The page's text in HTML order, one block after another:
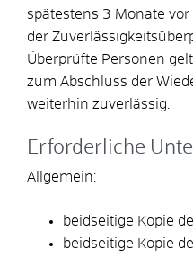
spätestens 3 Monate
der
Überprüfte Personen
zum Abschluss der
weiterhin zuverlässig.
Erforderliche
Allgemein:
beidseitige Kopie
beidseitige Kopie